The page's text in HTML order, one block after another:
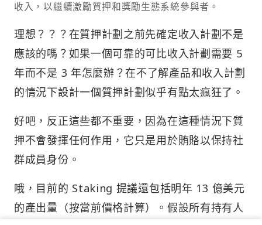
收入，以繼續激勵質押和獎勵生態系統參與者。
理想？？？在質押計劃之前先確定收入計劃不是
應該的嗎？如果一個可靠的可比收入計劃需要 5
年而不是 3 年怎麼辦？在不了解產品和收入計劃
的情況下設計一個質押計劃似乎有點太瘋狂了。
好吧，反正這些都不重要，因為在這種情況下質
押不會發揮任何作用，它只是用於賄賂以保持社
群成員身份。
哦，目前的 Staking 提議還包括明年 13 億美元
的產出量（按當前價格計算）。假設所有持有人